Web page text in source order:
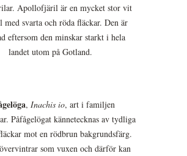
Apollofjäril är en mycket stor vit
med svarta och röda fläckar. Den är
eftersom den minskar starkt i hela
landet utom på Gotland.
, Inachis io, art i familjen
Påfågelögat kännetecknas av tydliga
mot en rödbrun bakgrundsfärg.
som vuxen och därför kan